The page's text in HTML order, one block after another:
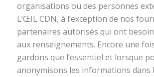
organisations ou des personnes
L’ŒIL CDN, à l’exception de nos
partenaires autorisés qui ont besoin
aux renseignements. Encore une
gardons que l’essentiel et lorsque
anonymisons les informations dans